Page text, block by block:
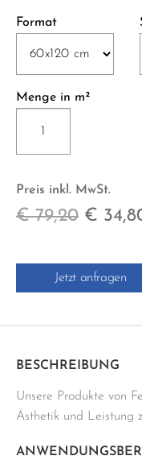
Format
Menge in m²
RETT.
60x120
anthrazit
Menge
Preis inkl. MwSt.
€79,20
war:
€
Jetzt anfragen
BESCHREIBUNG
Unsere Produkte von
Ästhetik und Leistung